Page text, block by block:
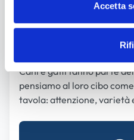
Accetta
Come mangeresti tu
Cani e gatti fanno parte
pensiamo al loro cibo
tavola: attenzione, varietà